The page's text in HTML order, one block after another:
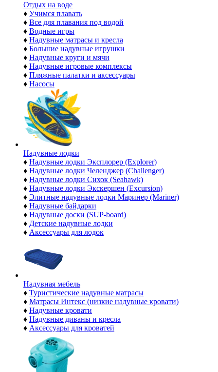
Отдых на воде
♦ Учимся плавать
♦ Все для плавания под водой
♦ Водные игры
♦ Надувные матрасы и кресла
♦ Большие надувные игрушки
♦ Надувные круги и мячи
♦ Надувные игровые комплексы
♦ Пляжные палатки и аксессуары
♦ Насосы
Надувные лодки
♦ Надувные лодки Эксплорер (Explorer)
♦ Надувные лодки Челенджер (Challenger)
♦ Надувные лодки Сихок (Seahawk)
♦ Надувные лодки Экскершен (Excursion)
♦ Элитные надувные лодки Маринер (Mariner)
♦ Надувные байдарки
♦ Надувные доски (SUP-board)
♦ Детские надувные лодки
♦ Аксессуары для лодок
Надувная мебель
♦ Туристические надувные матрасы
♦ Матрасы Интекс (низкие надувные кровати)
♦ Надувные кровати
♦ Надувные диваны и кресла
♦ Аксессуары для кроватей